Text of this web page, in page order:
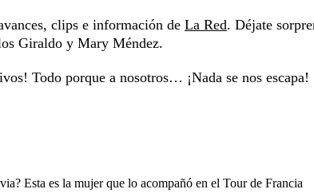
clips e información de La Red. Déjate
Giraldo y Mary Méndez.
Todo porque a nosotros… ¡Nada se nos escapa!
Esta es la mujer que lo acompañó en el Tour de Francia